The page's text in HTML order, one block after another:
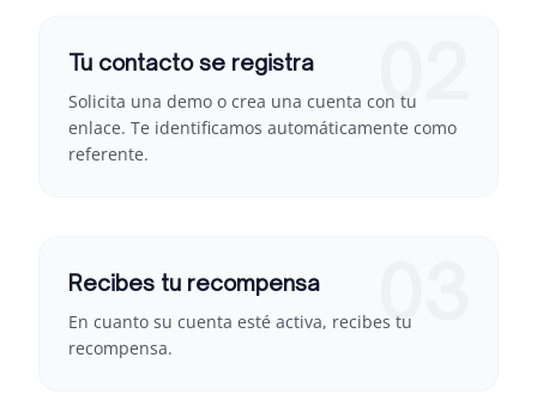
02
Tu contacto se registra
Solicita una demo o crea una cuenta con tu
enlace. Te identificamos automáticamente como
referente.
03
Recibes tu recompensa
En cuanto su cuenta esté activa, recibes tu
recompensa.